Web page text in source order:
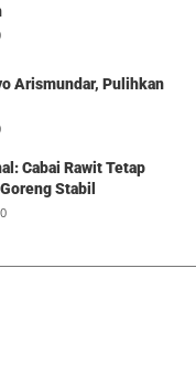
Arismundar, Pulihkan
Cabai Rawit Tetap
Stabil
0